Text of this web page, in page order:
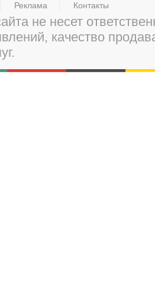
Реклама Контакты
не несет
качество